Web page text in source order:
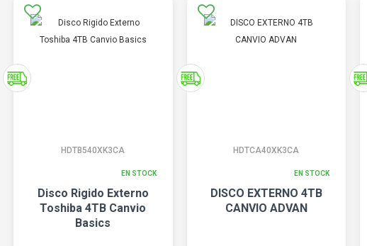
HDTB540XK3CA
EN STOCK
Disco Rigido Externo
Toshiba 4TB Canvio
Basics
HDTCA40XK3CA
EN STOCK
DISCO EXTERNO 4TB
CANVIO ADVAN